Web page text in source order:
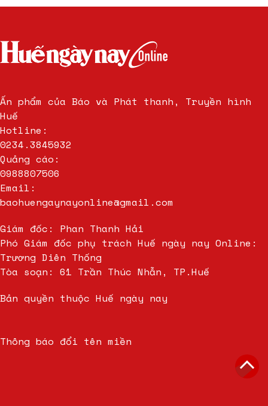
Ấn phẩm của Báo và Phát thanh, Truyền hình
Huế
Hotline:
0234.3845932
Quảng cáo:
0988807506
Email:
baohuengaynayonline@gmail.com
Giám đốc: Phan Thanh Hải
Phó Giám đốc phụ trách Huế ngày nay Online:
Trương Diên Thống
Tòa soạn: 61 Trần Thúc Nhẫn, TP.Huế
Bản quyền thuộc Huế ngày nay
Thông báo đổi tên miền